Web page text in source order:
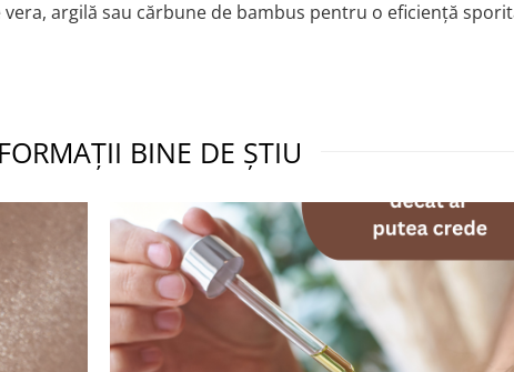
argilă sau cărbune de bambus pentru o eficiență
BINE DE ȘTIU